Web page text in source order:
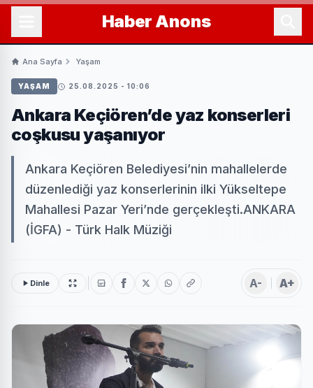
Haber Anons
Ana Sayfa Yaşam
YAŞAM 25.08.2025 - 10:06
Ankara Keçiören’de yaz konserleri
coşkusu yaşanıyor
Ankara Keçiören Belediyesi’nin mahallelerde
düzenlediği yaz konserlerinin ilki Yükseltepe
Mahallesi Pazar Yeri’nde gerçekleşti.ANKARA
(İGFA) - Türk Halk Müziği
Dinle A- A+